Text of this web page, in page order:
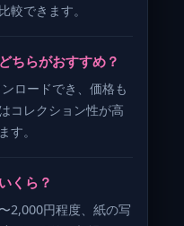
較できます。
ちらがおすすめ？
ロードでき、価格も
コレクション性が高
す。
くら？
2,000円程度、紙の写